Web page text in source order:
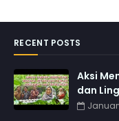
RECENT POSTS
Aksi
dan